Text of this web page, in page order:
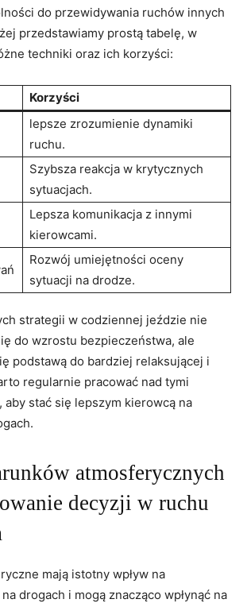
do⁣ przewidywania ruchów innych
przedstawiamy prostą ​tabelę, w​
techniki oraz ich⁣ korzyści:
Korzyści
lepsze zrozumienie dynamiki
ruchu.
Szybsza reakcja w​ krytycznych
sytuacjach.
Lepsza komunikacja z innymi
kierowcami.
Rozwój⁣ umiejętności oceny
sytuacji na ​drodze.
‌strategii w ‌codziennej jeździe ‌nie
do wzrostu bezpieczeństwa, ale‌
⁢podstawą do⁢ bardziej ⁤relaksującej i
regularnie⁢ pracować nad tymi
⁣aby stać się⁢ lepszym kierowcą na
​atmosferycznych
decyzji w‍ ruchu
⁤mają istotny ⁣wpływ na‍
drogach⁢ i mogą⁢ znacząco⁢ wpłynąć‌ na